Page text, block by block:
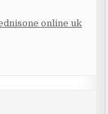
online uk